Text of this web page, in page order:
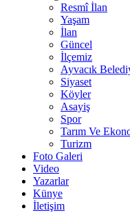
Resmî İlan
Yaşam
İlan
Güncel
İlçemiz
Ayvacık
Siyaset
Köyler
Asayiş
Spor
Tarım Ve
Turizm
Foto Galeri
Video
Yazarlar
Künye
İletişim